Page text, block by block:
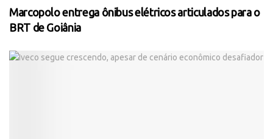
Marcopolo entrega ônibus elétricos articulados para o
BRT de Goiânia